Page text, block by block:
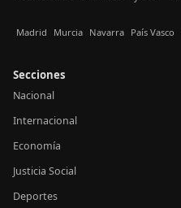
Madrid Murcia Navarra País Vasco
Secciones
Nacional
Internacional
Economía
Justicia Social
Deportes